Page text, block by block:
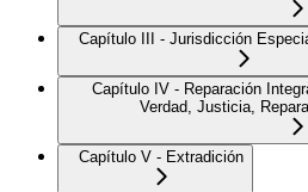
Capítulo III - Jurisdicción
Capítulo IV - Reparación
Verdad, Justicia,
Capítulo V - Extradición